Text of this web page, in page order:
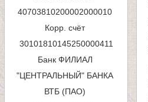
н
40703810200002000010
Корр. счёт
Банк ФИЛИАЛ
"ЦЕНТРАЛЬНЫЙ" БАНКА
ВТБ (ПАО)